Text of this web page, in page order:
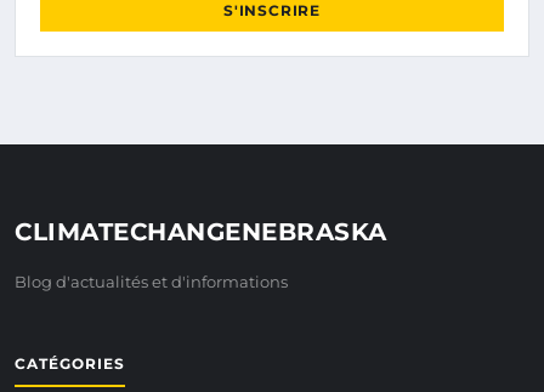
S'INSCRIRE
CLIMATECHANGENEBRASKA
Blog d'actualités et d'informations
CATÉGORIES